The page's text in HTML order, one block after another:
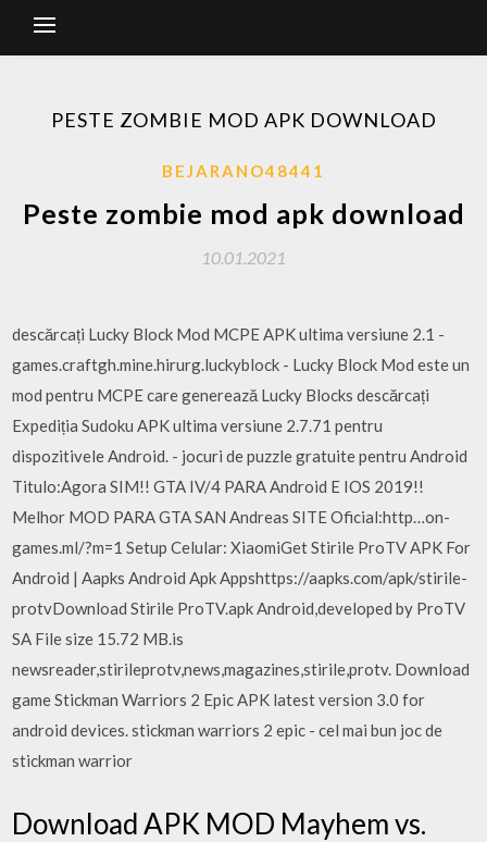
PESTE ZOMBIE MOD APK DOWNLOAD
BEJARANO48441
Peste zombie mod apk download
10.01.2021
descărcați Lucky Block Mod MCPE APK ultima versiune 2.1 -
games.craftgh.mine.hirurg.luckyblock - Lucky Block Mod este un
mod pentru MCPE care generează Lucky Blocks descărcați
Expediția Sudoku APK ultima versiune 2.7.71 pentru
dispozitivele Android. - jocuri de puzzle gratuite pentru Android
Titulo:Agora SIM!! GTA IV/4 PARA Android E IOS 2019!!
Melhor MOD PARA GTA SAN Andreas SITE Oficial:http…on-
games.ml/?m=1 Setup Celular: XiaomiGet Stirile ProTV APK For
Android | Aapks Android Apk Appshttps://aapks.com/apk/stirile-
protvDownload Stirile ProTV.apk Android,developed by ProTV
SA File size 15.72 MB.is
newsreader,stirileprotv,news,magazines,stirile,protv. Download
game Stickman Warriors 2 Epic APK latest version 3.0 for
android devices. stickman warriors 2 epic - cel mai bun joc de
stickman warrior
Download APK MOD Mayhem vs.